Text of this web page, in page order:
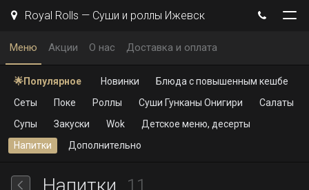
Royal Rolls — Суши и роллы Ижевск
Меню Акции О нас Доставка и оплата
🌟Популярное Новинки
Блюда с повышенным кешбеком
Сеты
Поке Роллы Суши Гунканы Онигири
Салаты
Супы
Закуски Wok
Детское меню, десерты
Напитки
Дополнительно
11